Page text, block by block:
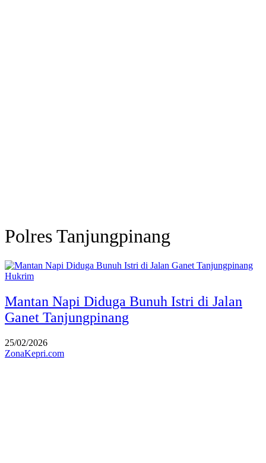
Polres Tanjungpinang
Hukrim
Mantan Napi Diduga Bunuh Istri di Jalan
Ganet Tanjungpinang
25/02/2026
ZonaKepri.com